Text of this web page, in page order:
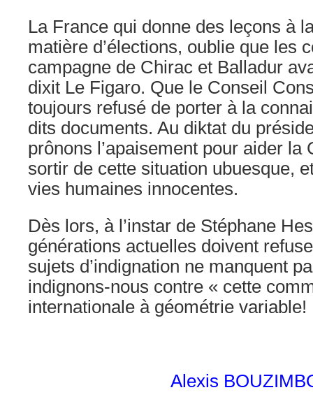
La France qui donne des leçons à
matière d’élections, oublie que les
campagne de Chirac et Balladur
dixit Le Figaro. Que le Conseil
toujours refusé de porter à la
dits documents. Au diktat du
prônons l’apaisement pour aider la
sortir de cette situation ubuesque,
vies humaines innocentes.
Dès lors, à l’instar de Stéphane
générations actuelles doivent
sujets d’indignation ne manquent
indignons-nous contre « cette
internationale à géométrie variable!
Alexis